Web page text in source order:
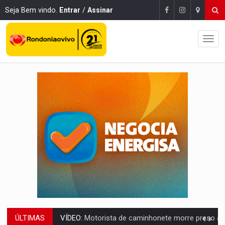
Seja Bem vindo. Entrar / Assinar
ÚLTIMAS LAZER:Seis lugares gratuitos para aproveitar o fim de semana